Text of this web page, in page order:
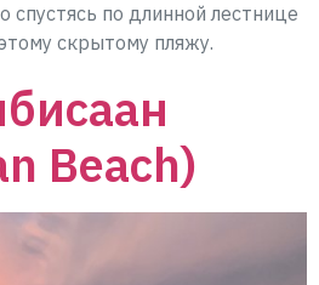
по длинной лестнице
скрытому пляжу.
Beach)